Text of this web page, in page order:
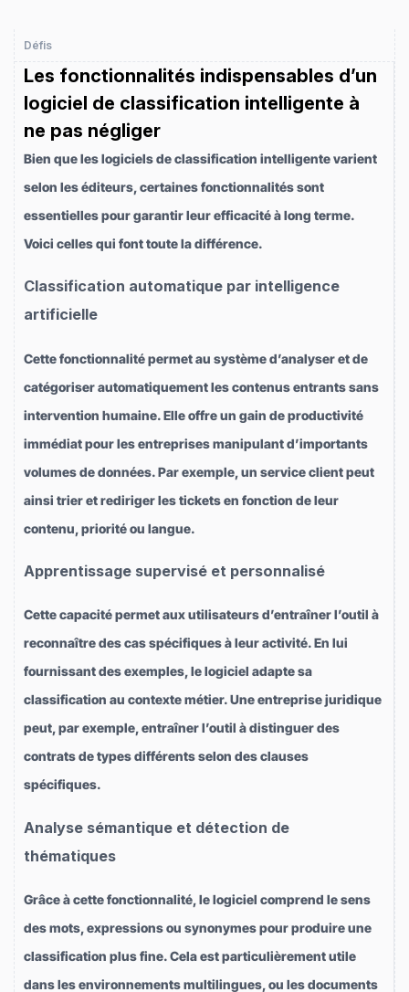
Défis
Les fonctionnalités indispensables d’un
logiciel de classification intelligente à
ne pas négliger
Bien que les logiciels de classification intelligente varient
selon les éditeurs, certaines fonctionnalités sont
essentielles pour garantir leur efficacité à long terme.
Voici celles qui font toute la différence.
Classification automatique par intelligence
artificielle
Cette fonctionnalité permet au système d’analyser et de
catégoriser automatiquement les contenus entrants sans
intervention humaine. Elle offre un gain de productivité
immédiat pour les entreprises manipulant d’importants
volumes de données. Par exemple, un service client peut
ainsi trier et rediriger les tickets en fonction de leur
contenu, priorité ou langue.
Apprentissage supervisé et personnalisé
Cette capacité permet aux utilisateurs d’entraîner l’outil à
reconnaître des cas spécifiques à leur activité. En lui
fournissant des exemples, le logiciel adapte sa
classification au contexte métier. Une entreprise juridique
peut, par exemple, entraîner l’outil à distinguer des
contrats de types différents selon des clauses
spécifiques.
Analyse sémantique et détection de
thématiques
Grâce à cette fonctionnalité, le logiciel comprend le sens
des mots, expressions ou synonymes pour produire une
classification plus fine. Cela est particulièrement utile
dans les environnements multilingues, ou les documents